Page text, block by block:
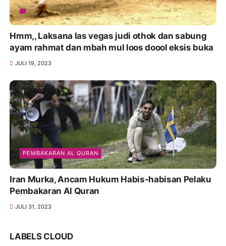
Hmm,, Laksana las vegas judi othok dan sabung
ayam rahmat dan mbah mul loos doool eksis buka
JULI 19, 2023
PEMBAKARAN AL QURAN
Iran Murka, Ancam Hukum Habis-habisan Pelaku
Pembakaran Al Quran
JULI 31, 2023
LABELS CLOUD